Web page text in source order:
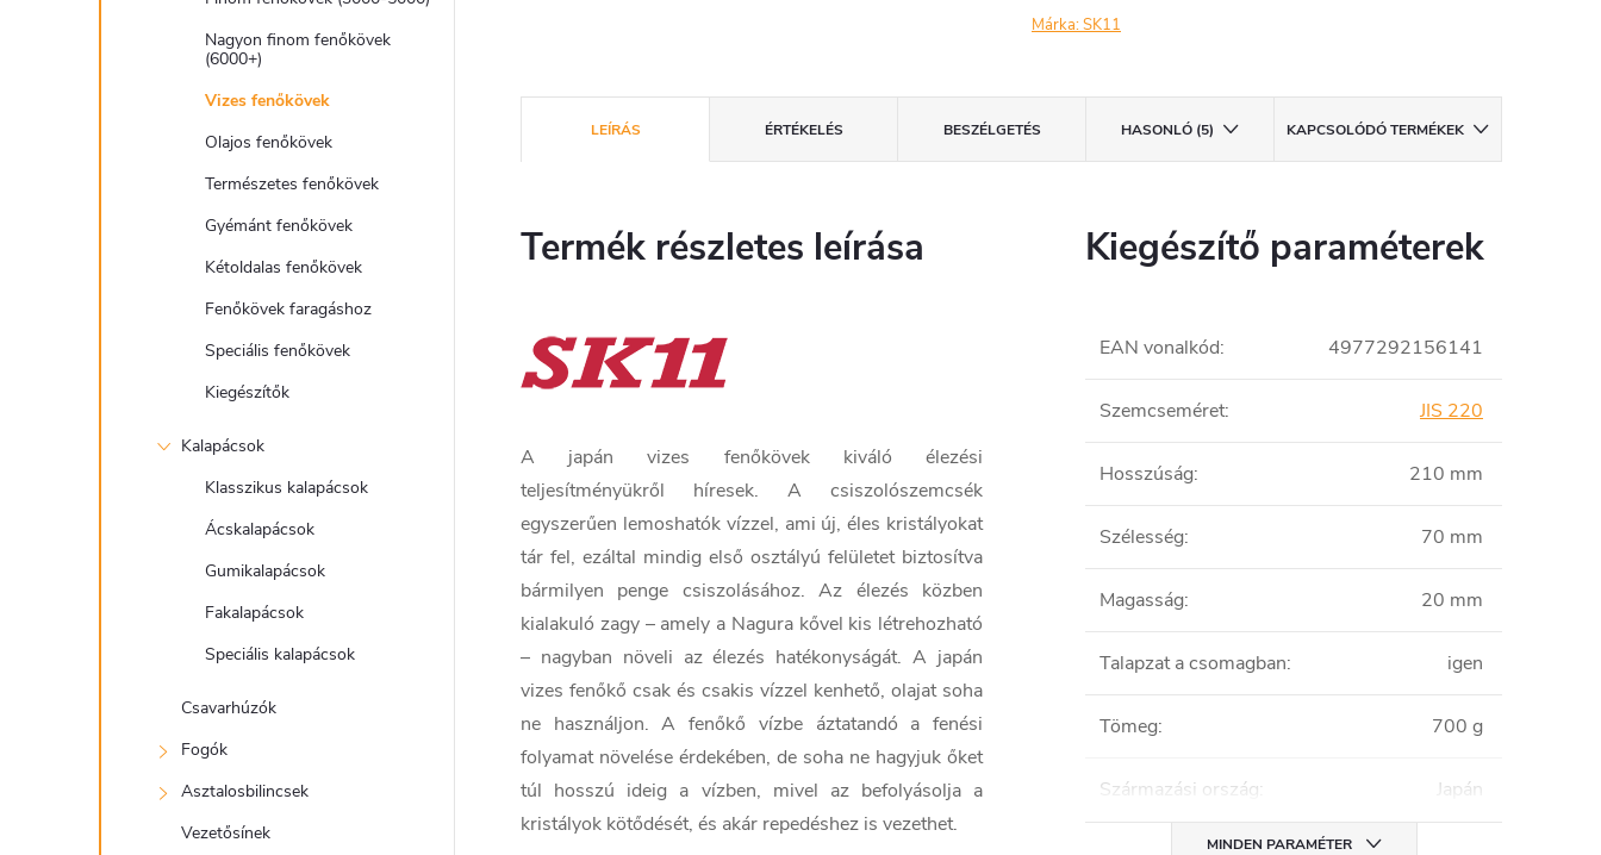
Nagyon finom fenőkövek
(6000+)
Vizes fenőkövek
Olajos fenőkövek
Természetes fenőkövek
Gyémánt fenőkövek
Kétoldalas fenőkövek
Fenőkövek faragáshoz
Speciális fenőkövek
Kiegészítők
Kalapácsok
Klasszikus kalapácsok
Ácskalapácsok
Gumikalapácsok
Fakalapácsok
Speciális kalapácsok
Csavarhúzók
Fogók
Asztalosbilincsek
Vezetősínek
Márka:SK11
LEÍRÁS ÉRTÉKELÉS BESZÉLGETÉS HASONLÓ (5) KAPCSOLÓDÓ TERMÉKEK
Termék részletes leírása
A japán vizes fenőkövek kiváló élezési
teljesítményükről híresek. A csiszolószemcsék
egyszerűen lemoshatók vízzel, ami új, éles kristályokat
tár fel, ezáltal mindig első osztályú felületet biztosítva
bármilyen penge csiszolásához. Az élezés közben
kialakuló zagy – amely a Nagura kővel kis létrehozható
– nagyban növeli az élezés hatékonyságát. A japán
vizes fenőkő csak és csakis vízzel kenhető, olajat soha
ne használjon. A fenőkő vízbe áztatandó a fenési
folyamat növelése érdekében, de soha ne hagyjuk őket
túl hosszú ideig a vízben, mivel az befolyásolja a
kristályok kötődését, és akár repedéshez is vezethet.
Kiegészítő paraméterek
EAN vonalkód: 4977292156141
Szemcseméret: JIS 220
Hosszúság: 210 mm
Szélesség: 70 mm
Magasság: 20 mm
Talapzat a csomagban: igen
Tömeg: 700 g
Származási ország: Japán
MINDEN PARAMÉTER